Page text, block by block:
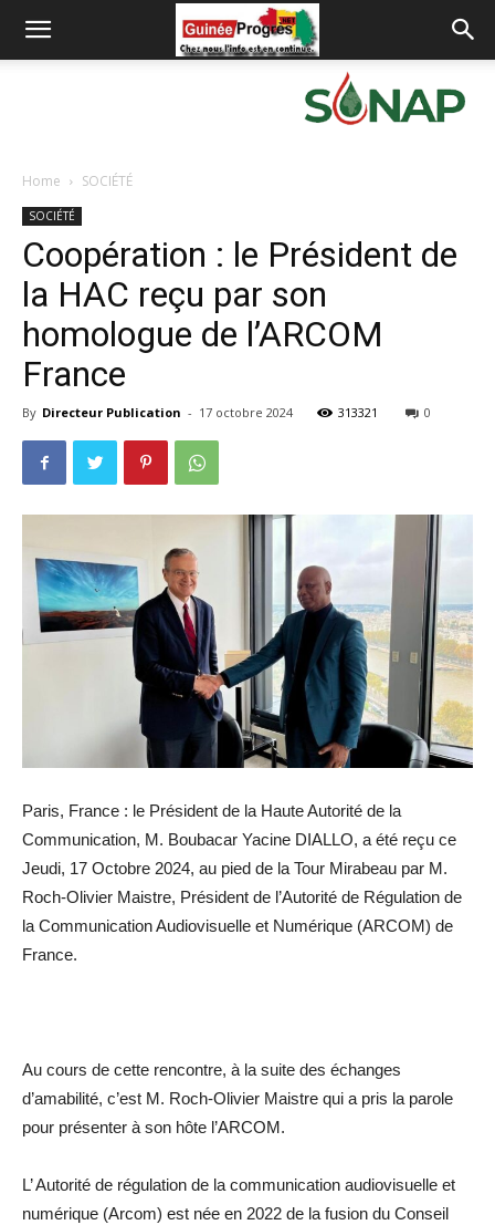
Home SOCIÉTÉ
SOCIÉTÉ
Coopération : le Président de
la HAC reçu par son
homologue de l’ARCOM
France
By Directeur Publication - 17 octobre 2024 313321 0
Paris, France : le Président de la Haute Autorité de la
Communication, M. Boubacar Yacine DIALLO, a été reçu ce
Jeudi, 17 Octobre 2024, au pied de la Tour Mirabeau par M.
Roch-Olivier Maistre, Président de l’Autorité de Régulation de
la Communication Audiovisuelle et Numérique (ARCOM) de
France.
Au cours de cette rencontre, à la suite des échanges
d’amabilité, c’est M. Roch-Olivier Maistre qui a pris la parole
pour présenter à son hôte l’ARCOM.
L’ Autorité de régulation de la communication audiovisuelle et
numérique (Arcom) est née en 2022 de la fusion du Conseil